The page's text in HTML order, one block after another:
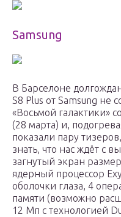
Samsung
В Барселоне
S8 Plus от Samsung не
«Восьмой галактики»
(28 марта) и,
показали пару
знать, что нас ждёт с
загнутый экран
ядерный процессор
оболочки глаза, 4
памяти (возможно
12 Мп с технологией